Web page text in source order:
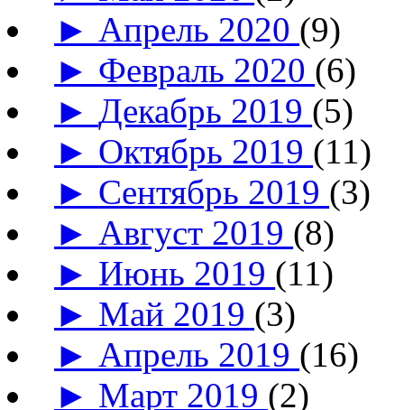
► Апрель 2020 (9)
► Февраль 2020 (6)
►Декабрь 2019 (5)
► Октябрь 2019 (11)
► Сентябрь 2019 (3)
► Август 2019 (8)
► Июнь 2019 (11)
► Май 2019 (3)
► Апрель 2019 (16)
► Март 2019 (2)